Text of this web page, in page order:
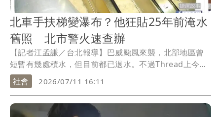
北車手扶梯變瀑布？他狂貼25年前淹水
舊照 北市警火速查辦
【記者江孟謙／台北報導】巴威颱風來襲，北部地區曾
短暫有幾處積水，但目前都已退水。不過Thread上今天
（11日）凌晨流傳「臺北車站啥時通車，臺北車站現在
進不去欸」等貼文，涉嫌散布與本次巴威颱風災情無關
訊息，北市警方展開調查，今天下午14時許查緝散布謠
言的林姓男子到案。
社會 2026/07/11 16:11